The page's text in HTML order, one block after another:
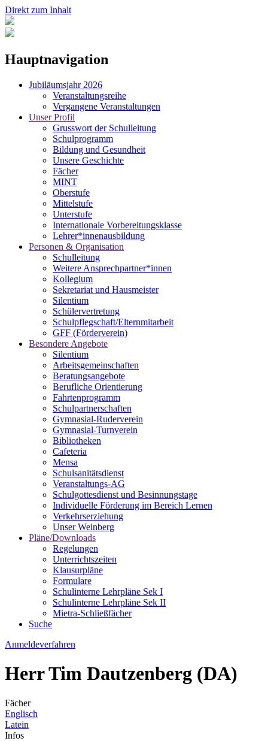
Direkt zum Inhalt
Hauptnavigation
Jubiläumsjahr 2026
Veranstaltungsreihe
Vergangene Veranstaltungen
Unser Profil
Grusswort der Schulleitung
Schulprogramm
Bildung und Gesundheit
Unsere Geschichte
Fächer
MINT
Oberstufe
Mittelstufe
Unterstufe
Internationale Vorbereitungsklasse
Lehrer*innenausbildung
Personen & Organisation
Schulleitung
Weitere Ansprechpartner*innen
Kollegium
Sekretariat und Hausmeister
Silentium
Schülervertretung
Schulpflegschaft/Elternmitarbeit
GFF (Förderverein)
Besondere Angebote
Silentium
Arbeitsgemeinschaften
Beratungsangebote
Berufliche Orientierung
Fahrtenprogramm
Schulpartnerschaften
Gymnasial-Ruderverein
Gymnasial-Turnverein
Bibliotheken
Cafeteria
Mensa
Schulsanitätsdienst
Veranstaltungs-AG
Schulgottesdienst und Besinnungstage
Individuelle Förderung im Bereich Lernen
Verkehrserziehung
Unser Weinberg
Pläne/Downloads
Regelungen
Unterrichtszeiten
Klausurpläne
Formulare
Schulinterne Lehrpläne Sek I
Schulinterne Lehrpläne Sek II
Mietra-Schließfächer
Suche
Anmeldeverfahren
Herr Tim Dautzenberg (DA)
Fächer
Englisch
Latein
Infos